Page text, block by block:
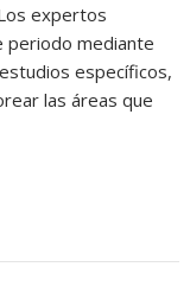
expertos
periodo mediante
específicos,
las áreas que